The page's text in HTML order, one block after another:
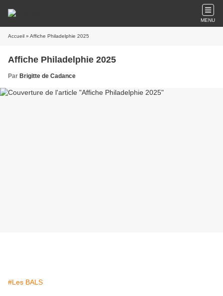
MENU
Accueil » Affiche Philadelphie 2025
Affiche Philadelphie 2025
Par Brigitte de Cadance
#Les BALS